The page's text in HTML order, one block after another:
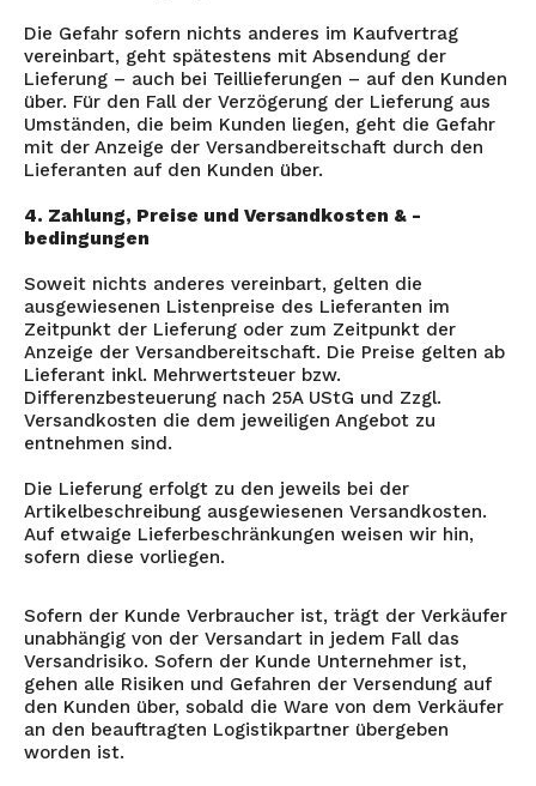
Die Gefahr sofern nichts anderes im Kaufvertrag
vereinbart, geht spätestens mit Absendung der
Lieferung – auch bei Teillieferungen – auf den Kunden
über. Für den Fall der Verzögerung der Lieferung aus
Umständen, die beim Kunden liegen, geht die Gefahr
mit der Anzeige der Versandbereitschaft durch den
Lieferanten auf den Kunden über.
4. Zahlung, Preise und Versandkosten & -
bedingungen
Soweit nichts anderes vereinbart, gelten die
ausgewiesenen Listenpreise des Lieferanten im
Zeitpunkt der Lieferung oder zum Zeitpunkt der
Anzeige der Versandbereitschaft. Die Preise gelten ab
Lieferant inkl. Mehrwertsteuer bzw.
Differenzbesteuerung nach 25A UStG und Zzgl.
Versandkosten die dem jeweiligen Angebot zu
entnehmen sind.
Die Lieferung erfolgt zu den jeweils bei der
Artikelbeschreibung ausgewiesenen Versandkosten.
Auf etwaige Lieferbeschränkungen weisen wir hin,
sofern diese vorliegen.
Sofern der Kunde Verbraucher ist, trägt der Verkäufer
unabhängig von der Versandart in jedem Fall das
Versandrisiko. Sofern der Kunde Unternehmer ist,
gehen alle Risiken und Gefahren der Versendung auf
den Kunden über, sobald die Ware von dem Verkäufer
an den beauftragten Logistikpartner übergeben
worden ist.